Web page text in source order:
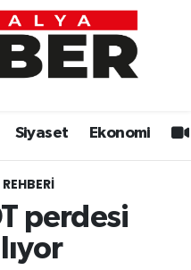
Siyaset Ekonomi
perdesi
Haritası
ve Fikstür